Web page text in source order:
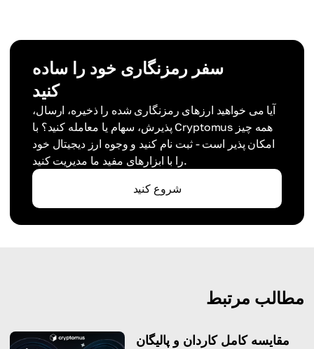
سفر رمزنگاری خود را ساده
کنید
آیا می خواهید ارزهای رمزنگاری شده را ذخیره، ارسال،
پذیرش، سهام یا معامله کنید؟ با Cryptomus همه چیز
امکان پذیر است - ثبت نام کنید و وجوه ارز دیجیتال خود
را با ابزارهای مفید ما مدیریت کنید.
شروع کنید
مطالب مرتبط
مقایسه کامل کاردان و پالیگان